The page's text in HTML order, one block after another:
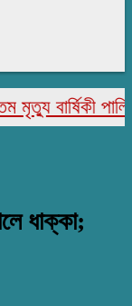
বার্ষিকী পালিত
ধাক্কা;